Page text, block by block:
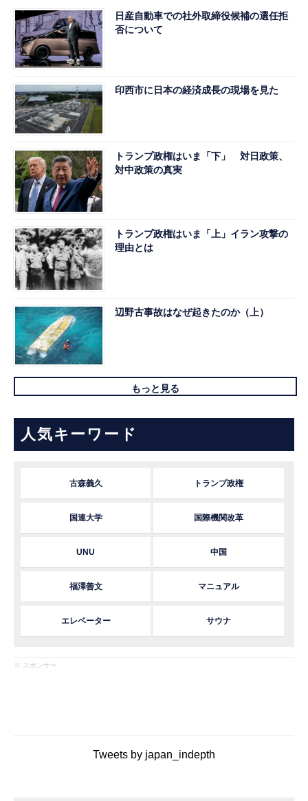
日産自動車での社外取締役候補の選任拒
否について
印西市に日本の経済成長の現場を見た
トランプ政権はいま「下」 対日政策、
対中政策の真実
トランプ政権はいま「上」イラン攻撃の
理由とは
辺野古事故はなぜ起きたのか（上）
もっと見る
人気キーワード
古森義久 トランプ政権
国連大学 国際機関改革
UNU 中国
福澤善文 マニュアル
エレベーター サウナ
※ スポンサー
Tweets by japan_indepth